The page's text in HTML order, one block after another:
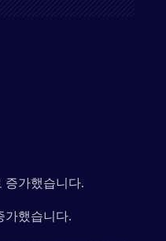
증가했습니다.
가했습니다.